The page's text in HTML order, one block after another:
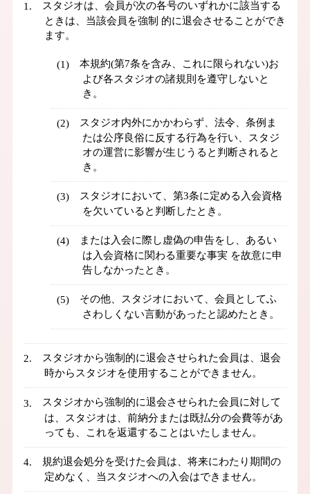
スタジオは、会員が次の各号のいずれかに該当する
ときは、当該会員を強制 的に退会させることができ
ます。
本規約(第7条を含み、これに限られない)お
よび各スタジオの諸規則を遵守しないと
き。
スタジオ内外にかかわらず、法令、条例ま
たは公序良俗に反する行為を行い、スタジ
オの運営に影響が生じうると判断されると
き。
スタジオにおいて、第3条に定める入会資格
を欠いていると判断したとき。
または入会に際し虚偽の申告をし、あるい
は入会資格に関わる重要な事実 を故意に申
告しなかったとき。
その他、スタジオにおいて、会員としてふ
さわしくない言動があったと認めたとき。
スタジオから強制的に退会させられた会員は、退会
時からスタジオを使用することができません。
スタジオから強制的に退会させられた会員に対して
は、スタジオは、前納分または既払分の会費等があ
っても、これを返還することはいたしません。
規約退会処分を受けた会員は、将来にわたり期間の
定めなく、当スタジオへの入会はできません。